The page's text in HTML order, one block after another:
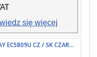
się więcej
EC5809U CZ / SK CZAR...